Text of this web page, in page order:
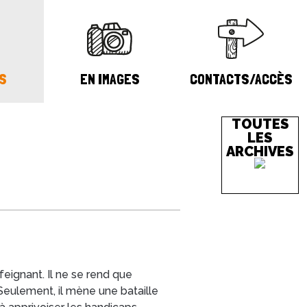
EN IMAGES CONTACTS/ACCÈS
Il ne se rend que
il mène une bataille
TOUTES
LES
ARCHIVES